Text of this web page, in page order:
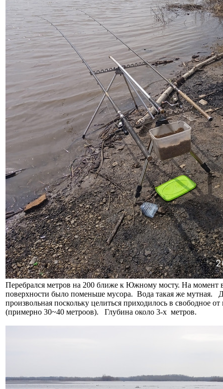
Перебрался метров на 200 ближе к Южному мосту. На момент
поверхности было поменьше мусора. Вода такая же мутная.
произвольная поскольку целиться приходилось в свободное
(примерно 30~40 метроов). Глубина около 3-х метров.